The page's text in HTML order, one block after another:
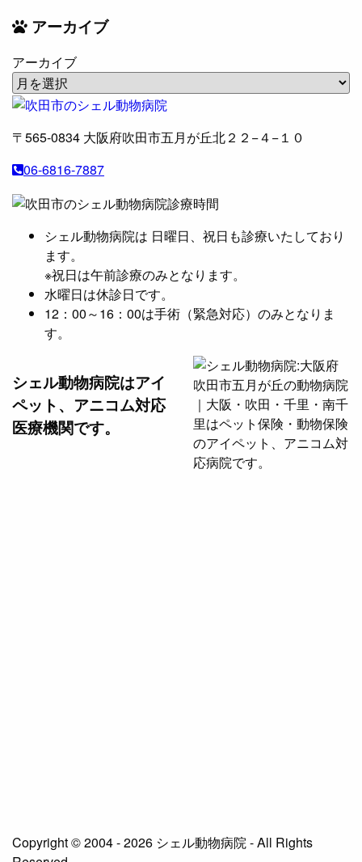
アーカイブ
アーカイブ
〒565-0834 大阪府吹田市五月が丘北２２−４−１０
06-6816-7887
シェル動物病院は 日曜日、祝日も診療いたしており
ます。
※祝日は午前診療のみとなります。
水曜日は休診日です。
12：00～16：00は手術（緊急対応）のみとなりま
す。
シェル動物病院はアイ
ペット、アニコム対応
医療機関です。
Copyright © 2004 - 2026 シェル動物病院 - All Rights